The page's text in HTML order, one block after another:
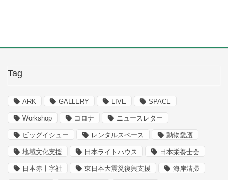
Tag
ARK GALLERY LIVE SPACE
Workshop コロナ ニュースレター
ビッグイシュー レンタルスペース 動物愛護
地域文化支援 日本ライトハウス 日本栄養士会
日本赤十字社 東日本大震災復興支援 海岸清掃